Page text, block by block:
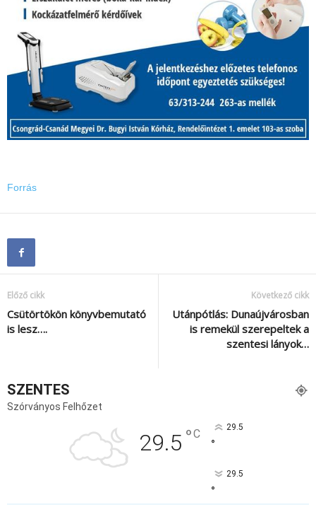
Forrás
Előző cikk
Csütörtökön könyvbemutató
is lesz….
Következő cikk
Utánpótlás: Dunaújvárosban
is remekül szerepeltek a
szentesi lányok…
SZENTES
Szórványos Felhőzet
29.5 °C 29.5
°
29.5
°